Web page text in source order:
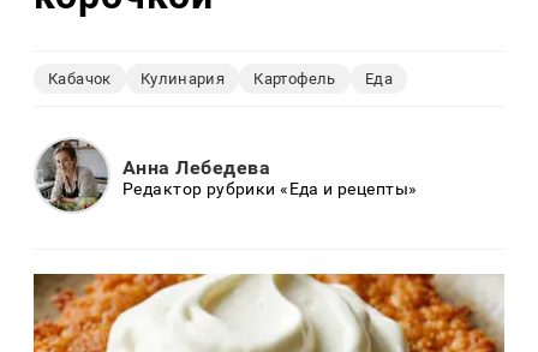
Кабачок Кулинария Картофель Еда
Анна Лебедева
Редактор рубрики «Еда и рецепты»